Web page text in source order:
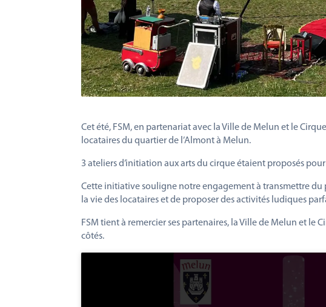
Cet été, FSM, en partenariat avec la Ville de Melun et le
locataires du quartier de l’Almont à Melun.
3 ateliers d’initiation aux arts du cirque étaient proposés
Cette initiative souligne notre engagement à transmettre du
la vie des locataires et de proposer des activités ludiques
FSM tient à remercier ses partenaires, la Ville de Melun et le
côtés.